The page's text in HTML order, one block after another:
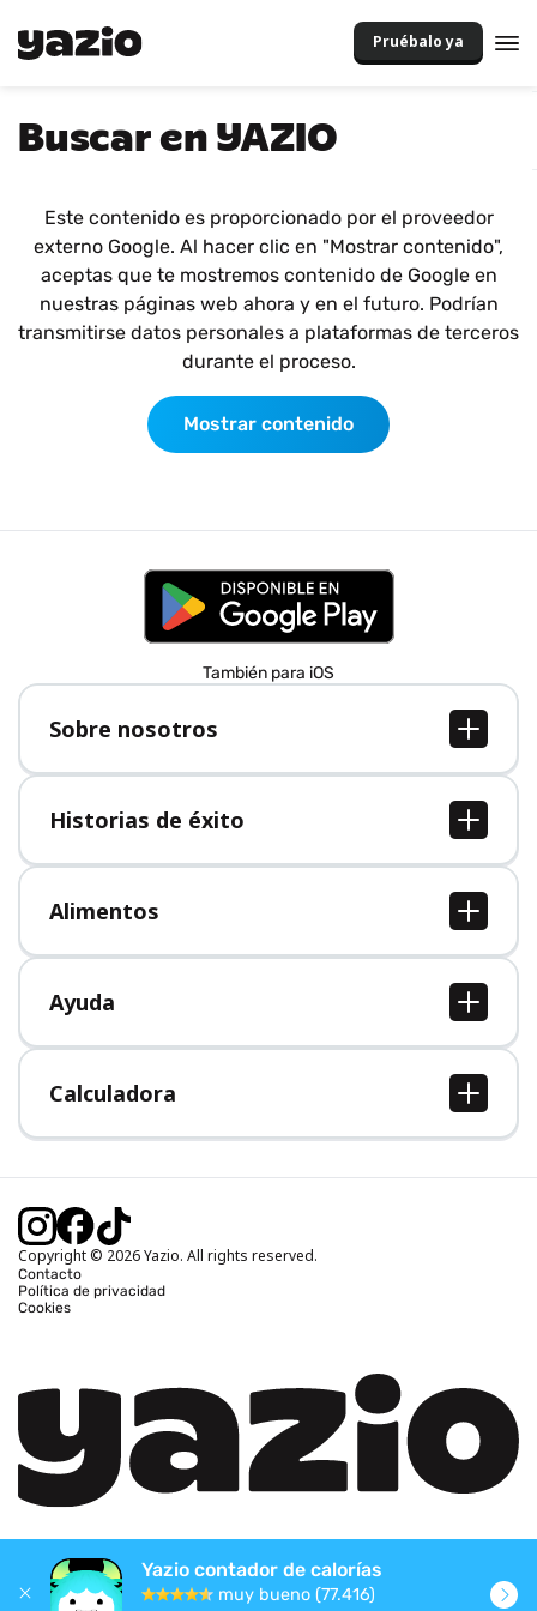
Pruébalo ya
Buscar en YAZIO
Este contenido es proporcionado por el proveedor
externo Google. Al hacer clic en "Mostrar contenido",
aceptas que te mostremos contenido de Google en
nuestras páginas web ahora y en el futuro. Podrían
transmitirse datos personales a plataformas de terceros
durante el proceso.
Mostrar contenido
También para iOS
Sobre nosotros
Sobre nosotros
Empleo
Prensa
Historias de éxito
Todas las historias de éxito
Alimentos
Todos los alimentos
Ayuda
Centro de ayuda
Calculadora
Calcular IMC
Calcular peso ideal
Calcular calorías quemadas
Copyright © 2026 Yazio. All rights reserved.
Contacto
Política de privacidad
Cookies
Yazio contador de calorías
muy bueno (77.416)